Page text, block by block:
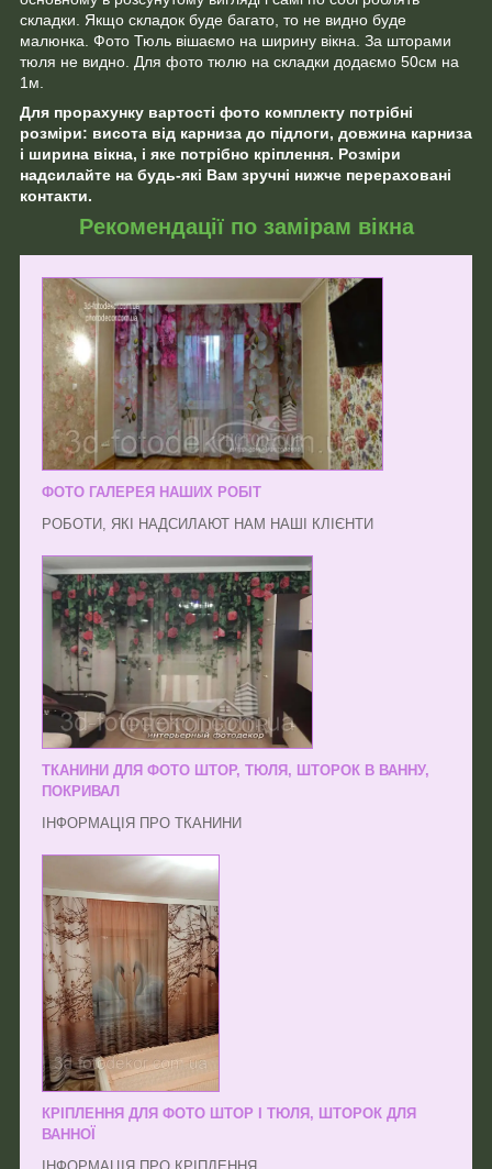
складки. Якщо складок буде багато, то не видно буде
малюнка. Фото Тюль вішаємо на ширину вікна. За шторами
тюля не видно. Для фото тюлю на складки додаємо 50см на
1м.
Для прорахунку вартості фото комплекту потрібні
розміри: висота від карниза до підлоги, довжина карниза
і ширина вікна, і яке потрібно кріплення. Розміри
надсилайте на будь-які Вам зручні нижче перераховані
контакти.
Рекомендації по замірам вікна
ФОТО ГАЛЕРЕЯ НАШИХ РОБІТ
РОБОТИ, ЯКІ НАДСИЛАЮТ НАМ НАШІ КЛІЄНТИ
ТКАНИНИ ДЛЯ ФОТО ШТОР, ТЮЛЯ, ШТОРОК В ВАННУ,
ПОКРИВАЛ
ІНФОРМАЦІЯ ПРО ТКАНИНИ
КРІПЛЕННЯ ДЛЯ ФОТО ШТОР І ТЮЛЯ, ШТОРОК ДЛЯ
ВАННОЇ